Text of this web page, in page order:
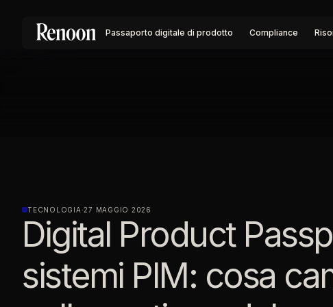
Passaporto digitale di prodotto Compliance
TECNOLOGIA ·27 MAGGIO 2026
Digital Product
sistemi PIM: cosa